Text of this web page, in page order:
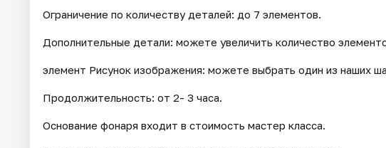
Ограничение по количеству деталей: до 7 элементов.
Дополнительные детали: можете увеличить количество
элемент Рисунок изображения: можете выбрать один из наших
Продолжительность: от 2- 3 часа.
Основание фонаря входит в стоимость мастер класса.